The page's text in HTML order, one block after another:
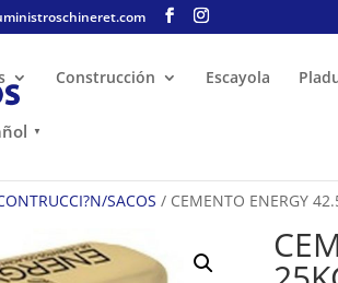
Construcción Escayola
▼
SACOS / CEMENTO ENERGY